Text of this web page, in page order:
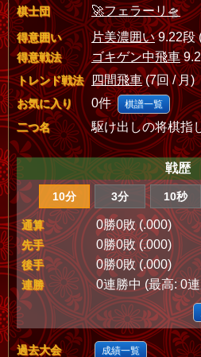
棋士団 🚀フェラーリ🛸
得意囲い 片美濃囲い9.22段
得意戦法 ゴキゲン中飛車
トレンド戦法 四間飛車(7回 / 月)
お気に入り 0件 棋譜一覧
二つ名 駆け出しの将棋指
戦歴
10分 3分 10秒
通算 0勝0敗 (.000)
先手 0勝0敗 (.000)
後手 0勝0敗 (.000)
連勝 0連勝中 (最高: 0
過去大会 成績一覧